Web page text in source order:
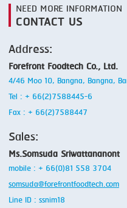
NEED MORE INFORMATION
CONTACT US
Address:
Forefront Foodtech Co., Ltd.
4/46 Moo 10, Bangna, Bangna,
Tel : + 66(2)7588445-6
Fax : + 66(2)7588447
Sales:
Ms.Somsuda Sriwattananont
mobile : + 66(0)81 558 3704
somsuda@forefrontfoodtech.com
Line ID : ssnim18